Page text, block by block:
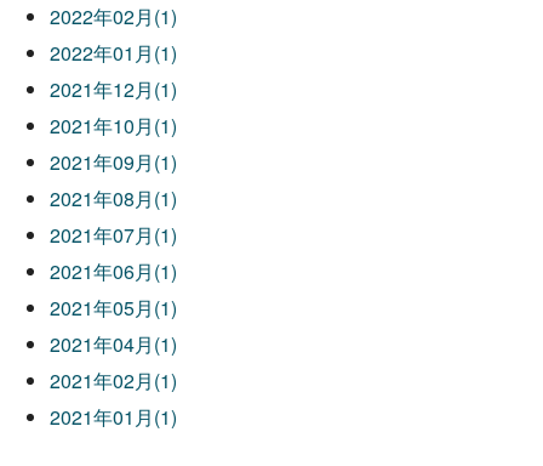
2022年02月(1)
2022年01月(1)
2021年12月(1)
2021年10月(1)
2021年09月(1)
2021年08月(1)
2021年07月(1)
2021年06月(1)
2021年05月(1)
2021年04月(1)
2021年02月(1)
2021年01月(1)